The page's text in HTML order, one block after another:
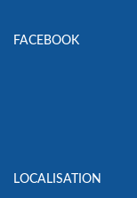
FACEBOOK
LOCALISATION